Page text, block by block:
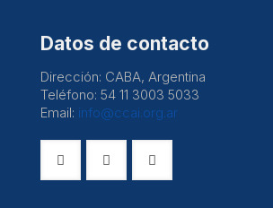
Datos de contacto
Dirección: CABA, Argentina
Teléfono: 54 11 3003 5033
Email: info@ccai.org.ar